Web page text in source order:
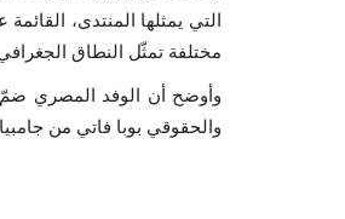
التي يمثلها المنتدى،
مختلفة تمثّل النطاق
وأوضح أن الوفد المصري ضمّ
والحقوقي بوبا فاتي من